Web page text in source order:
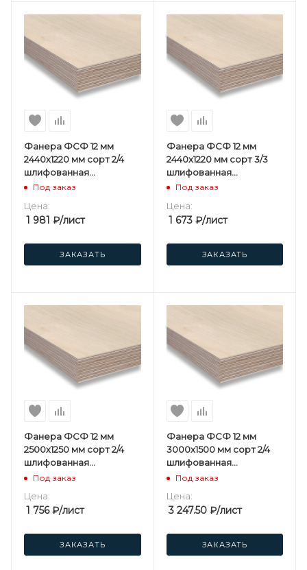
Фанера ФСФ 12 мм
2440х1220 мм сорт 2/4
шлифованная
березовая
Под заказ
Цена:
1 981 ₽/лист
ЗАКАЗАТЬ
Фанера ФСФ 12 мм
2440х1220 мм сорт 3/3
шлифованная
березовая
Под заказ
Цена:
1 673₽/лист
ЗАКАЗАТЬ
Фанера ФСФ 12 мм
2500х1250 мм сорт 2/4
шлифованная
березовая
Под заказ
Цена:
1 756₽/лист
ЗАКАЗАТЬ
Фанера ФСФ 12 мм
3000х1500 мм сорт 2/4
шлифованная
березовая
Под заказ
Цена:
3 247.50₽/лист
ЗАКАЗАТЬ